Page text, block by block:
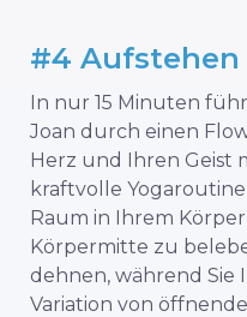
#4
In nur 15 Minuten
Joan durch einen
Herz und Ihren Geist
kraftvolle
Raum in Ihrem
Körpermitte zu
dehnen, während Sie
Variation von